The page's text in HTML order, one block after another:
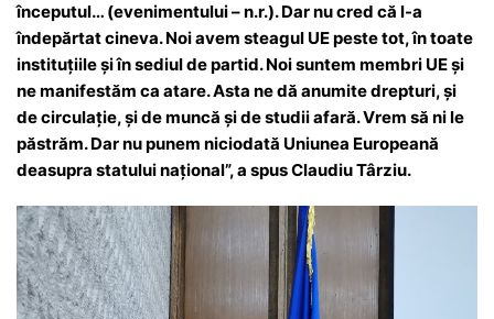
începutul… (evenimentului – n.r.). Dar nu cred că l-a
îndepărtat cineva. Noi avem steagul UE peste tot, în toate
instituțiile și în sediul de partid. Noi suntem membri UE și
ne manifestăm ca atare. Asta ne dă anumite drepturi, și
de circulație, și de muncă și de studii afară. Vrem să ni le
păstrăm. Dar nu punem niciodată Uniunea Europeană
deasupra statului național”, a spus Claudiu Târziu.